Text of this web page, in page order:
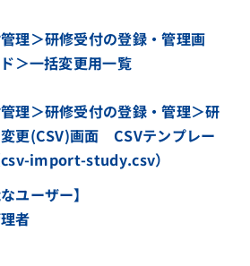
理＞研修受付の登録・管理画
＞一括変更用一覧
理＞研修受付の登録・管理＞研
更(CSV)画面 CSVテンプレー
csv-import-study.csv）
ユーザー】
者